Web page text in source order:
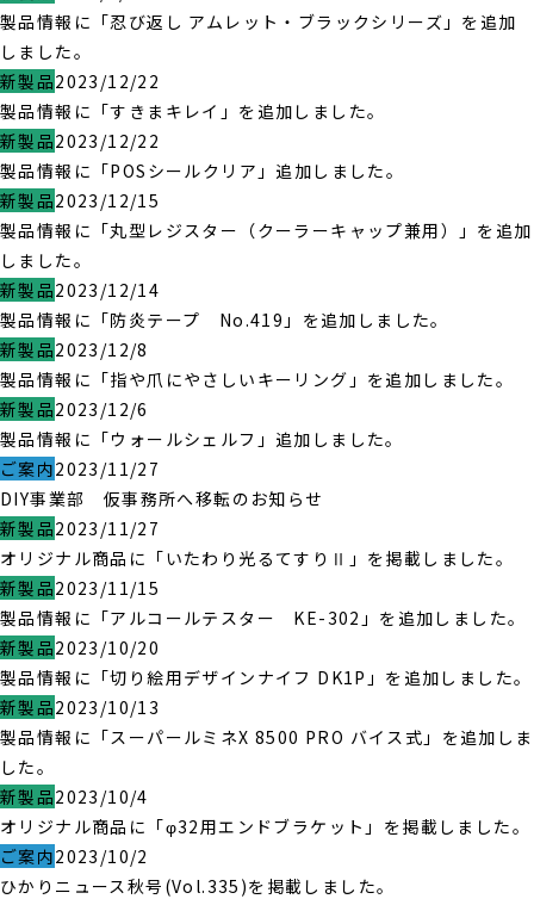
製品情報に「忍び返し アムレット・ブラックシリーズ」を追加
しました。
新製品2023/12/22
製品情報に「すきまキレイ」を追加しました。
新製品2023/12/22
製品情報に「POSシールクリア」追加しました。
新製品2023/12/15
製品情報に「丸型レジスター（クーラーキャップ兼用）」を追加
しました。
新製品2023/12/14
製品情報に「防炎テープ No.419」を追加しました。
新製品2023/12/8
製品情報に「指や爪にやさしいキーリング」を追加しました。
新製品2023/12/6
製品情報に「ウォールシェルフ」追加しました。
ご案内2023/11/27
DIY事業部 仮事務所へ移転のお知らせ
新製品2023/11/27
オリジナル商品に「いたわり光るてすりⅡ」を掲載しました。
新製品2023/11/15
製品情報に「アルコールテスター KE-302」を追加しました。
新製品2023/10/20
製品情報に「切り絵用デザインナイフ DK1P」を追加しました。
新製品2023/10/13
製品情報に「スーパールミネX 8500 PRO バイス式」を追加しま
した。
新製品2023/10/4
オリジナル商品に「φ32用エンドブラケット」を掲載しました。
ご案内2023/10/2
ひかりニュース秋号(Vol.335)を掲載しました。